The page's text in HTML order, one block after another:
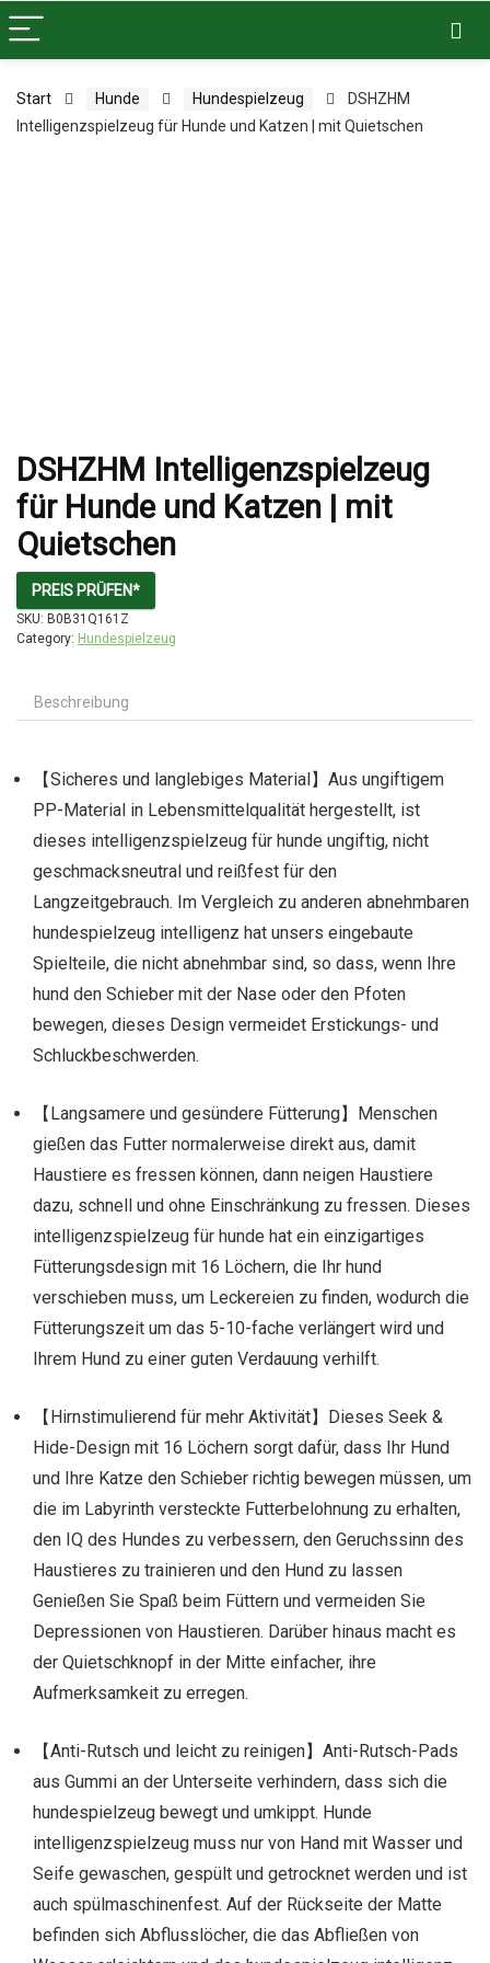
Start Hunde Hundespielzeug
DSHZHM
Intelligenzspielzeug für Hunde und Katzen | mit Quietschen
DSHZHM Intelligenzspielzeug
für Hunde und Katzen | mit
Quietschen
PREIS PRÜFEN*
SKU: B0B31Q161Z
Category: Hundespielzeug
Beschreibung
【Sicheres und langlebiges Material】Aus ungiftigem
PP-Material in Lebensmittelqualität hergestellt, ist
dieses intelligenzspielzeug für hunde ungiftig, nicht
geschmacksneutral und reißfest für den
Langzeitgebrauch. Im Vergleich zu anderen abnehmbaren
hundespielzeug intelligenz hat unsers eingebaute
Spielteile, die nicht abnehmbar sind, so dass, wenn Ihre
hund den Schieber mit der Nase oder den Pfoten
bewegen, dieses Design vermeidet Erstickungs- und
Schluckbeschwerden.
【Langsamere und gesündere Fütterung】Menschen
gießen das Futter normalerweise direkt aus, damit
Haustiere es fressen können, dann neigen Haustiere
dazu, schnell und ohne Einschränkung zu fressen. Dieses
intelligenzspielzeug für hunde hat ein einzigartiges
Fütterungsdesign mit 16 Löchern, die Ihr hund
verschieben muss, um Leckereien zu finden, wodurch die
Fütterungszeit um das 5-10-fache verlängert wird und
Ihrem Hund zu einer guten Verdauung verhilft.
【Hirnstimulierend für mehr Aktivität】Dieses Seek &
Hide-Design mit 16 Löchern sorgt dafür, dass Ihr Hund
und Ihre Katze den Schieber richtig bewegen müssen, um
die im Labyrinth versteckte Futterbelohnung zu erhalten,
den IQ des Hundes zu verbessern, den Geruchssinn des
Haustieres zu trainieren und den Hund zu lassen
Genießen Sie Spaß beim Füttern und vermeiden Sie
Depressionen von Haustieren. Darüber hinaus macht es
der Quietschknopf in der Mitte einfacher, ihre
Aufmerksamkeit zu erregen.
【Anti-Rutsch und leicht zu reinigen】Anti-Rutsch-Pads
aus Gummi an der Unterseite verhindern, dass sich die
hundespielzeug bewegt und umkippt. Hunde
intelligenzspielzeug muss nur von Hand mit Wasser und
Seife gewaschen, gespült und getrocknet werden und ist
auch spülmaschinenfest. Auf der Rückseite der Matte
befinden sich Abflusslöcher, die das Abfließen von